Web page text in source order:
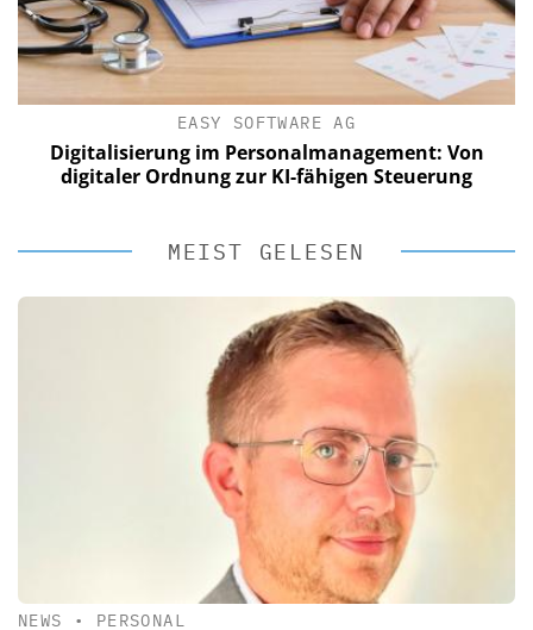
EASY SOFTWARE AG
Digitalisierung im Personalmanagement: Von
digitaler Ordnung zur KI-fähigen Steuerung
MEIST GELESEN
NEWS • PERSONAL